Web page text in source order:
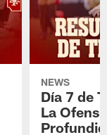
NEWS
Día 7 de
La